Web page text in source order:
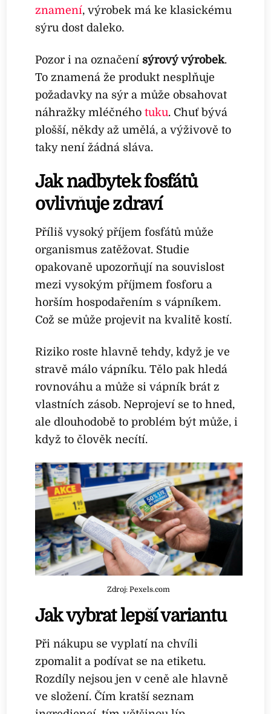
znamení, výrobek má ke klasickému
sýru dost daleko.
Pozor i na označenísýrový výrobek.
To znamená že produkt nesplňuje
požadavky na sýr a může obsahovat
náhražky mléčnéhotuku. Chuť bývá
plošší, někdy až umělá, a výživově to
taky není žádná sláva.
Jak nadbytek fosfátů
ovlivňuje zdraví
Příliš vysoký příjem fosfátů může
organismus zatěžovat. Studie
opakovaně upozorňují na souvislost
mezi vysokým příjmem fosforu a
horším hospodařením s vápníkem.
Což se může projevit na kvalitě kostí.
Riziko roste hlavně tehdy, když je ve
stravě málo vápníku. Tělo pak hledá
rovnováhu a může si vápník brát z
vlastních zásob. Neprojeví se to hned,
ale dlouhodobě to problém být může, i
když to člověk necítí.
Zdroj: Pexels.com
Jak vybrat lepší variantu
Při nákupu se vyplatí na chvíli
zpomalit a podívat se na etiketu.
Rozdíly nejsou jen v ceně ale hlavně
ve složení. Čím kratší seznam